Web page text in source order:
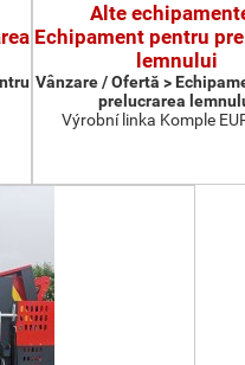
Alte
Echipament pentru
lemnului
Vânzare / Ofertă >
prelucrarea
Výrobní linka Komple